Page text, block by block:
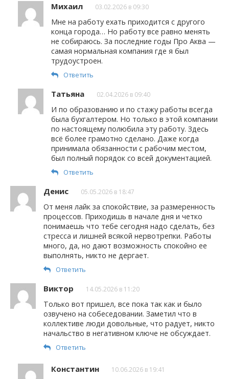
Михаил 03.02.2026 в 09:30
Мне на работу ехать приходится с другого
конца города… Но работу все равно менять
не собираюсь. За последние годы Про Аква —
самая нормальная компания где я был
трудоустроен.
Ответить
Татьяна 02.04.2026 в 09:40
И по образованию и по стажу работы всегда
была бухгалтером. Но только в этой компании
по настоящему полюбила эту работу. Здесь
всё более грамотно сделано. Даже когда
принимала обязанности с рабочим местом,
был полный порядок со всей документацией.
Ответить
Денис 05.05.2026 в 18:47
От меня лайк за спокойствие, за размеренность
процессов. Приходишь в начале дня и четко
понимаешь что тебе сегодня надо сделать, без
стресса и лишней всякой нервотрепки. Работы
много, да, но дают возможность спокойно ее
выполнять, никто не дергает.
Ответить
Виктор 14.05.2026 в 11:20
Только вот пришел, все пока так как и было
озвучено на собеседовании. Заметил что в
коллективе люди довольные, что радует, никто
начальство в негативном ключе не обсуждает.
Ответить
Константин 10.06.2026 в 19:41